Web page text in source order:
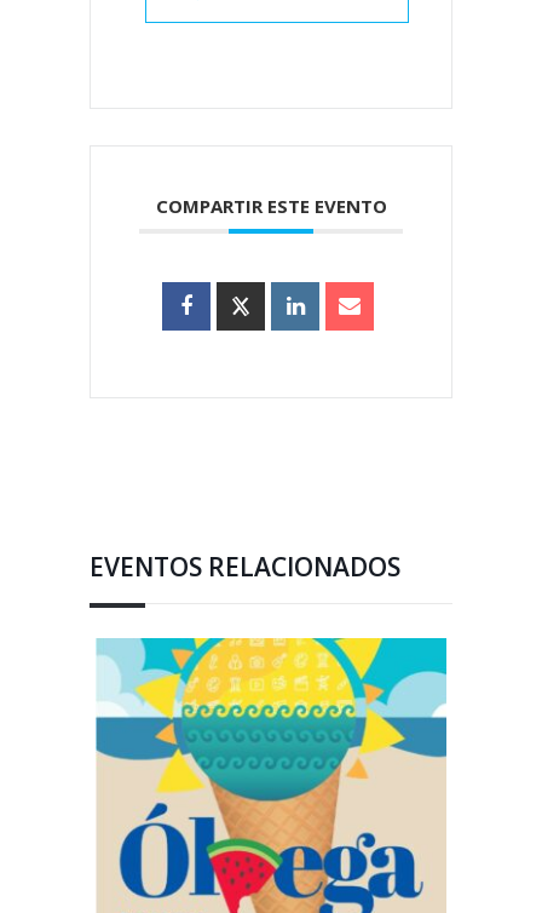
COMPARTIR ESTE EVENTO
EVENTOS RELACIONADOS